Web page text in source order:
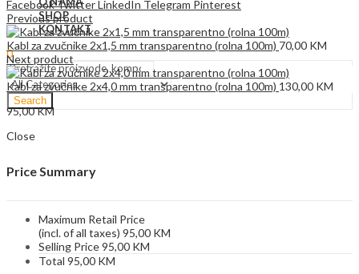
SHOP
KONTAKT
0
Search
FacebookTwitterLinkedIn Telegram Pinterest
Previous product
Kabl za zvučnike 2x1,5 mm transparentno (rolna 100m) 70,00 KM
Next product
Kabl za zvučnike 2x4,0 mm transparentno (rolna 100m) 130,00 KM
95,00KM
Close
Price Summary
Maximum Retail Price
(incl. of all taxes) 95,00 KM
Selling Price95,00 KM
Total 95,00 KM